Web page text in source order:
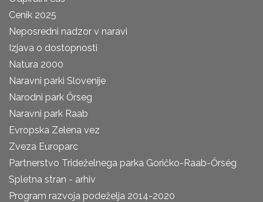
Cenik 2025
Neposredni nadzor v naravi
Izjava o dostopnosti
Natura 2000
Naravni parki Slovenije
Narodni park Őrseg
Naravni park Raab
Evropska Zelena vez
Zveza Europarc
Partnerstvo Trideželnega parka Goričko-Raab-Őrség
Spletna stran - arhiv
Program razvoja podeželja 2014-2020